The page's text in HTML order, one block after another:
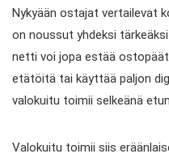
Nykyään ostajat vertailevat
on noussut yhdeksi
netti voi jopa estää
etätöitä tai käyttää paljon
valokuitu toimii selkeänä
Valokuitu toimii siis